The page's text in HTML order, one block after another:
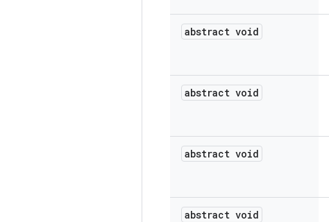
abstract void
abstract void
abstract void
abstract void